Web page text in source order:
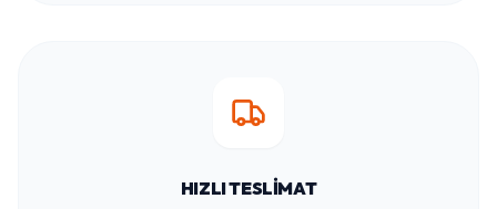
HIZLI TESLIMAT